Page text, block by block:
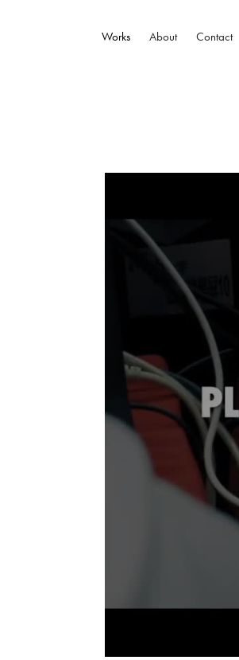
Works About Contact